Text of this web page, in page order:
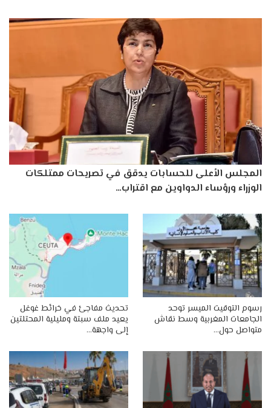
المجلس الأعلى للحسابات يدقق في تصريحات ممتلكات
الوزراء ورؤساء الدواوين مع اقتراب…
رسوم التوقيت الميسر توحد
الجامعات المغربية وسط نقاش
متواصل حول…
تحديث مفاجئ في خرائط غوغل
يعيد ملف سبتة ومليلية المحتلتين
إلى واجهة…